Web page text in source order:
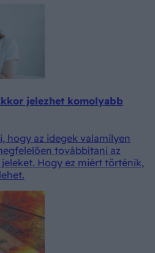
jelezhet komolyabb
hogy az idegek valamilyen
továbbítani az
Hogy ez miért történik,